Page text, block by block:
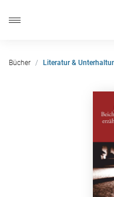
Bücher Literatur &